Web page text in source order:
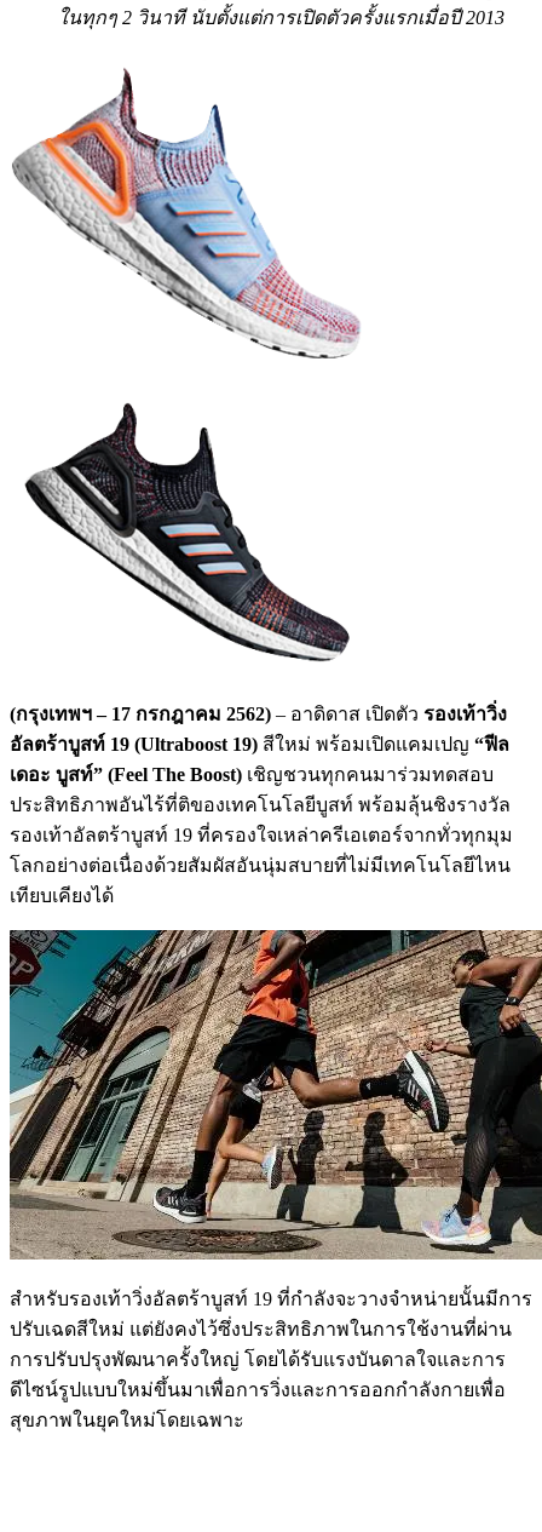
ในทุกๆ 2 วินาที นับตั้งแต่การเปิดตัวครั้งแรกเมื่อปี 2013
(กรุงเทพฯ– 17 กรกฎาคม 2562) – อาดิดาส เปิดตัว รองเท้าวิ่ง
อัลตร้าบูสท์ 19 (Ultraboost 19) สีใหม่ พร้อมเปิดแคมเปญ “ฟีล
เดอะ บูสท์” (Feel The Boost) เชิญชวนทุกคนมาร่วมทดสอบ
ประสิทธิภาพอันไร้ที่ติของเทคโนโลยีบูสท์ พร้อมลุ้นชิงรางวัล
รองเท้าอัลตร้าบูสท์ 19 ที่ครองใจเหล่าครีเอเตอร์จากทั่วทุกมุม
โลกอย่างต่อเนื่องด้วยสัมผัสอันนุ่มสบายที่ไม่มีเทคโนโลยีไหน
เทียบเคียงได้
สำหรับรองเท้าวิ่งอัลตร้าบูสท์ 19 ที่กำลังจะวางจำหน่ายนั้นมีการ
ปรับเฉดสีใหม่ แต่ยังคงไว้ซึ่งประสิทธิภาพในการใช้งานที่ผ่าน
การปรับปรุงพัฒนาครั้งใหญ่ โดยได้รับแรงบันดาลใจและการ
ดีไซน์รูปแบบใหม่ขึ้นมาเพื่อการวิ่งและการออกกำลังกายเพื่อ
สุขภาพในยุคใหม่โดยเฉพาะ